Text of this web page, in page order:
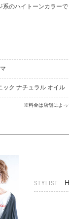
系のハイトーンカラーで
ック ナチュラル オイル
※料金は店舗によっ
STYLIST